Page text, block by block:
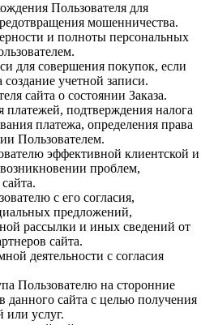
Пользователя для
мошенничества.
и полноты персональных
для совершения покупок, если
создание учетной записи.
сайта о состоянии Заказа.
подтверждения налога
платежа, определения права
Пользователем.
эффективной клиентской и
проблем,
с его согласия,
предложений,
рассылки и иных сведений от
сайта.
деятельности с согласия
Пользователю на сторонние
данного сайта с целью получения
или услуг.